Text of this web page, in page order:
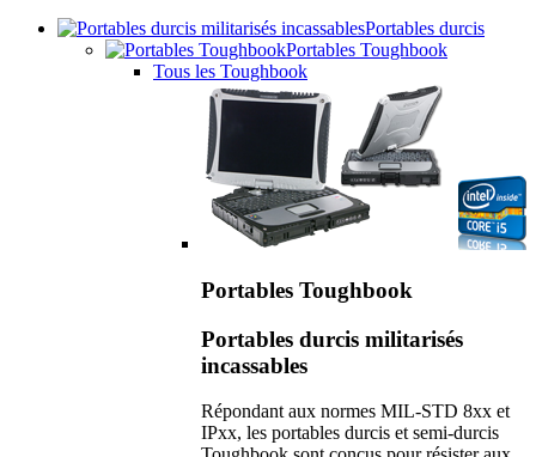
Portables durcis
Portables Toughbook
Tous les Toughbook
Portables Toughbook
Portables durcis militarisés
incassables
Répondant aux normes MIL-STD 8xx et
IPxx, les portables durcis et semi-durcis